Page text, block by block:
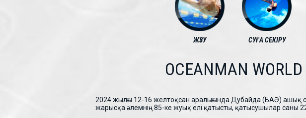
ЖҮЗУ СУҒА СЕКІРУ
OCEANMAN
2024 жылғы 12-16 желтоқсан аралығында Дубайда (БАӘ) ашық
жарысқа әлемнің 85-ке жуық елі қатысты, қатысушылар саны